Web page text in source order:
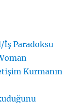
İş Paradoksu
Kurmanın